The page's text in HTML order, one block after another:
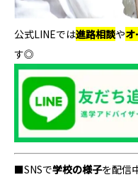
公式LINEでは進路相談や
す◎
■SNSで学校の様子を配信